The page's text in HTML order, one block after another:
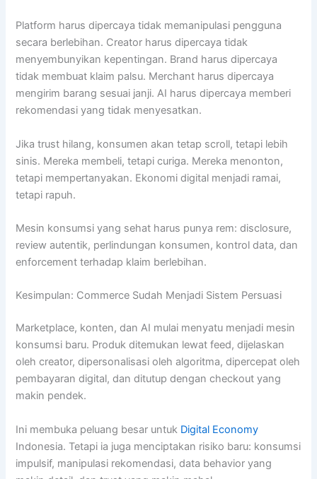
Platform harus dipercaya tidak memanipulasi pengguna
secara berlebihan. Creator harus dipercaya tidak
menyembunyikan kepentingan. Brand harus dipercaya
tidak membuat klaim palsu. Merchant harus dipercaya
mengirim barang sesuai janji. AI harus dipercaya memberi
rekomendasi yang tidak menyesatkan.
Jika trust hilang, konsumen akan tetap scroll, tetapi lebih
sinis. Mereka membeli, tetapi curiga. Mereka menonton,
tetapi mempertanyakan. Ekonomi digital menjadi ramai,
tetapi rapuh.
Mesin konsumsi yang sehat harus punya rem: disclosure,
review autentik, perlindungan konsumen, kontrol data, dan
enforcement terhadap klaim berlebihan.
Kesimpulan: Commerce Sudah Menjadi Sistem Persuasi
Marketplace, konten, dan AI mulai menyatu menjadi mesin
konsumsi baru. Produk ditemukan lewat feed, dijelaskan
oleh creator, dipersonalisasi oleh algoritma, dipercepat oleh
pembayaran digital, dan ditutup dengan checkout yang
makin pendek.
Ini membuka peluang besar untuk Digital Economy
Indonesia. Tetapi ia juga menciptakan risiko baru: konsumsi
impulsif, manipulasi rekomendasi, data behavior yang